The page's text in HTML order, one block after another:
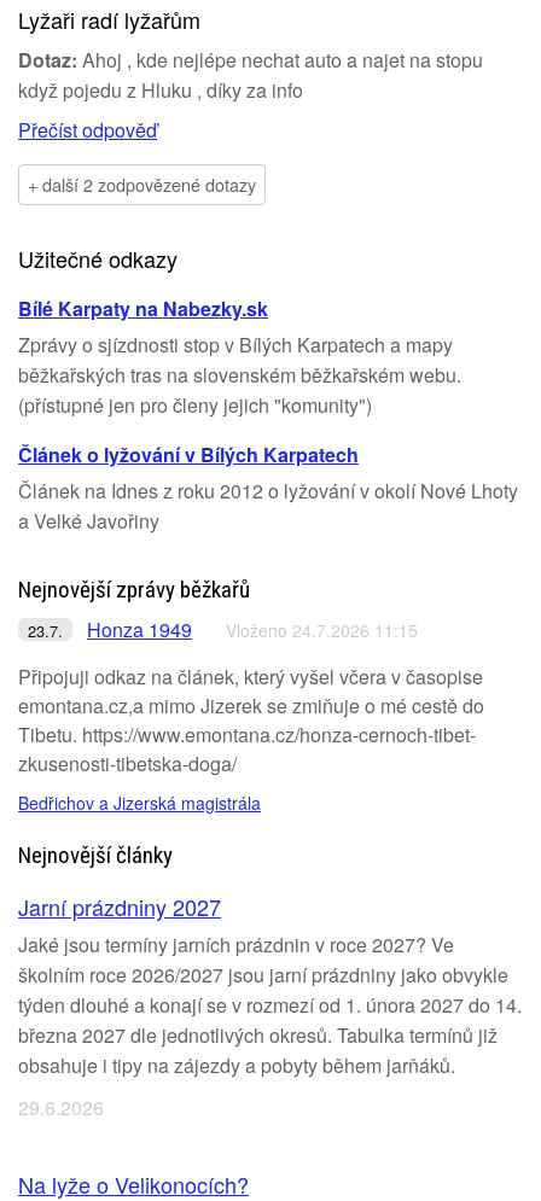
Lyžaři radí lyžařům
Dotaz: Ahoj , kde nejlépe nechat auto a najet na stopu
když pojedu z Hluku , díky za info
Přečíst odpověď
+ další 2 zodpovězené dotazy
Užitečné odkazy
Bílé Karpaty na Nabezky.sk
Zprávy o sjízdnosti stop v Bílých Karpatech a mapy
běžkařských tras na slovenském běžkařském webu.
(přístupné jen pro členy jejich "komunity")
Článek o lyžování v Bílých Karpatech
Článek na Idnes z roku 2012 o lyžování v okolí Nové Lhoty
a Velké Javořiny
Nejnovější zprávy běžkařů
23.7. Honza 1949 Vloženo 24.7.2026 11:15
Připojuji odkaz na článek, který vyšel včera v časopise
emontana.cz,a mimo Jizerek se zmiňuje o mé cestě do
Tibetu. https://www.emontana.cz/honza-cernoch-tibet-
zkusenosti-tibetska-doga/
Bedřichov a Jizerská magistrála
Nejnovější články
Jarní prázdniny 2027
Jaké jsou termíny jarních prázdnin v roce 2027? Ve
školním roce 2026/2027 jsou jarní prázdniny jako obvykle
týden dlouhé a konají se v rozmezí od 1. února 2027 do 14.
března 2027 dle jednotlivých okresů. Tabulka termínů již
obsahuje i tipy na zájezdy a pobyty během jarňáků.
29.6.2026
Na lyže o Velikonocích?